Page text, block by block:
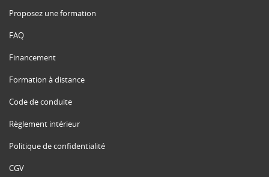
Proposez une formation
FAQ
Financement
Formation à distance
Code de conduite
Règlement intérieur
Politique de confidentialité
CGV